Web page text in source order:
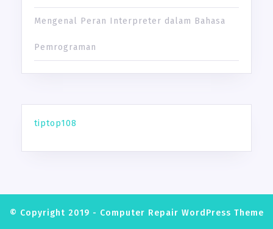
Mengenal Peran Interpreter dalam Bahasa
Pemrograman
tiptop108
© Copyright 2019 - Computer Repair WordPress Theme